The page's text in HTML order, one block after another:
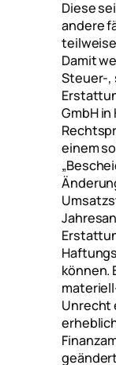
Diese
andere
Damit
Steuer-,
GmbH
einem
können.
Unrecht